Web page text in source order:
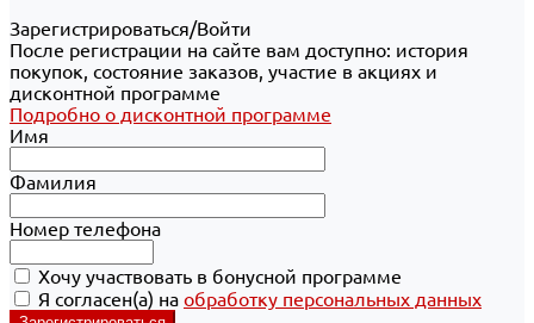
Зарегистрироваться/Войти
После регистрации на сайте вам доступно: история
покупок, состояние заказов, участие в акциях и
дисконтной программе
Подробно о дисконтной программе
Имя
Фамилия
Номер телефона
Хочу участвовать в бонусной программе
Я согласен(а) на обработку персональных данных